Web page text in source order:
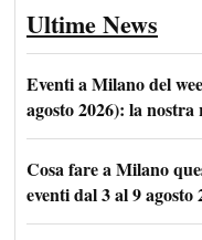
Email
Ultime News
Eventi a Milano del
agosto 2026): la
Cosa fare a Milano
eventi dal 3 al 9 agosto